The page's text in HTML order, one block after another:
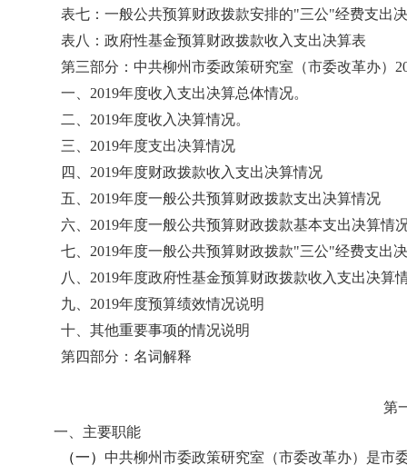
表七：一般公共预算财政拨款安排的"三公"经费支出
表八：政府性基金预算财政拨款收入支出决算表
第三部分：中共柳州市委政策研究室（市委改革办）
一、2019年度收入支出决算总体情况。
二、2019年度收入决算情况。
三、2019年度支出决算情况
四、2019年度财政拨款收入支出决算情况
五、2019年度一般公共预算财政拨款支出决算情况
六、2019年度一般公共预算财政拨款基本支出决算情
七、2019年度一般公共预算财政拨款"三公"经费支出
八、2019年度政府性基金预算财政拨款收入支出决算
九、2019年度预算绩效情况说明
十、其他重要事项的情况说明
第四部分：名词解释
第
一、主要职能
（一） 中共柳州市委政策研究室（市委改革办）是市